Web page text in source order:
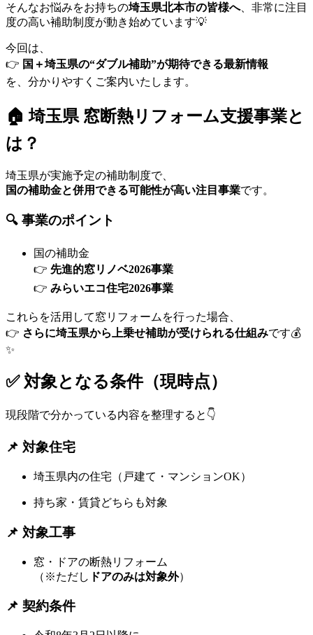
そんなお悩みをお持ちの埼玉県北本市の皆様へ、非常に注目
度の高い補助制度が動き始めています💡
今回は、
👉 国＋埼玉県の“ダブル補助”が期待できる最新情報
を、分かりやすくご案内いたします。
🏠 埼玉県 窓断熱リフォーム支援事業と
は？
埼玉県が実施予定の補助制度で、
国の補助金と併用できる可能性が高い注目事業です。
🔍 事業のポイント
国の補助金
👉 先進的窓リノベ2026事業
👉 みらいエコ住宅2026事業
これらを活用して窓リフォームを行った場合、
👉 さらに埼玉県から上乗せ補助が受けられる仕組みです💰
✨
✅ 対象となる条件（現時点）
現段階で分かっている内容を整理すると👇
📌 対象住宅
埼玉県内の住宅（戸建て・マンションOK）
持ち家・賃貸どちらも対象
📌 対象工事
窓・ドアの断熱リフォーム
（※ただし ドアのみは対象外）
📌 契約条件